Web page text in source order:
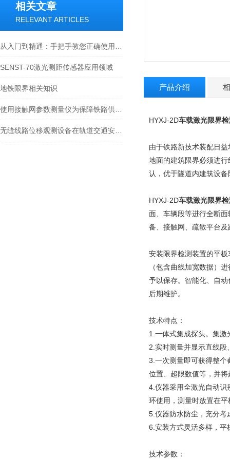
相关文章
RELEVANT ARTICLES
SENST-70激光测距传感器应用领域
地铁限界相关知识 产品介绍
HYXJ-2D车载激光限界
由于铁路新技术装配日
地面的建筑限界必须进
认，优于隧道内建筑设
HYXJ-2D车载激光限界
面、车辆段等进行全断
备、接触网、疏散平台
安装限界检测装置的平
（包含曲线加宽数据）
予以保存。智能化、自
后期维护。
技术特点：
1.一体式集成探头。集
2.实时测量并显示直线
3.一次测量即可获得整个
位置、超限数值等，并
4.仪器采用全激光自动识
环使用，测量时放置在
5.仪器防水防尘，充分考
6.安装方式灵活多样，平
技术参数：